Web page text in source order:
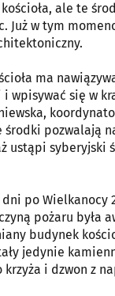
ale te
Już w tym
ma
wpisywać się w
środki pozwalają
ustąpi syberyjski
po Wielkanocy
pożaru była
budynek
jedynie
i dzwon z